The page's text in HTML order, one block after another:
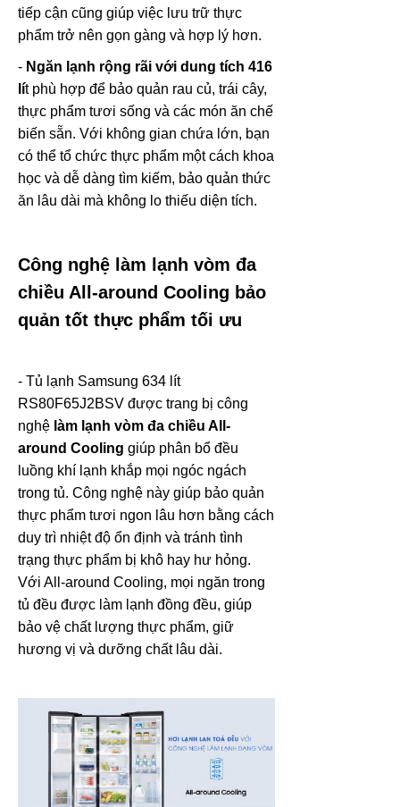
tiếp cận cũng giúp việc lưu trữ thực
phẩm trở nên gọn gàng và hợp lý hơn.
- Ngăn lạnh rộng rãi với dung tích 416
lít phù hợp để bảo quản rau củ, trái cây,
thực phẩm tươi sống và các món ăn chế
biến sẵn. Với không gian chứa lớn, bạn
có thể tổ chức thực phẩm một cách khoa
học và dễ dàng tìm kiếm, bảo quản thức
ăn lâu dài mà không lo thiếu diện tích.
Công nghệ làm lạnh vòm đa
chiều All-around Cooling bảo
quản tốt thực phẩm tối ưu
- Tủ lạnh Samsung 634 lít
RS80F65J2BSV được trang bị công
nghệ làm lạnh vòm đa chiều All-
around Cooling giúp phân bổ đều
luồng khí lạnh khắp mọi ngóc ngách
trong tủ. Công nghệ này giúp bảo quản
thực phẩm tươi ngon lâu hơn bằng cách
duy trì nhiệt độ ổn định và tránh tình
trạng thực phẩm bị khô hay hư hỏng.
Với All-around Cooling, mọi ngăn trong
tủ đều được làm lạnh đồng đều, giúp
bảo vệ chất lượng thực phẩm, giữ
hương vị và dưỡng chất lâu dài.